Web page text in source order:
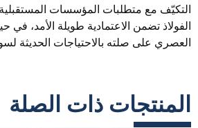
التكيّف مع متطلبات المؤسسات
الفولاذ تضمن الاعتمادية طويلة الأمد،
العصري على صلته بالاحتياجات الحديثة
المنتجات ذات الصلة